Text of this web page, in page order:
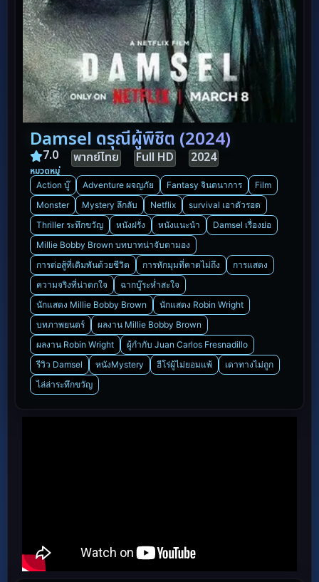
Damsel ดรุณีผู้พิชิต (2024)
7.0 พากย์ไทย Full HD 2024
หมวดหมู่
Action บู๊ Adventure ผจญภัย Fantasy จินตนาการ
Film
Monster
Mystery ลึกลับ Netflix
survival เอาตัวรอด
Thriller ระทึกขวัญ
หนังฝรั่ง หนังแนะนำ
Damsel เรื่องย่อ
Millie Bobby Brown บทบาทน่าจับตามอง
การต่อสู้ที่เดิมพันด้วยชีวิต
การหักมุมที่คาดไม่ถึง
การแสดง
ความจริงที่น่าตกใจ
ฉากบู๊ระห่ำสะใจ
นักแสดง Millie Bobby Brown
นักแสดง Robin Wright
บทภาพยนตร์
ผลงาน Millie Bobby Brown
ผลงาน Robin Wright
ผู้กำกับ Juan Carlos Fresnadillo
รีวิว Damsel
หนังMystery ฮีโร่ผู้ไม่ยอมแพ้
เดาทางไม่ถูก
ไล่ล่าระทึกขวัญ